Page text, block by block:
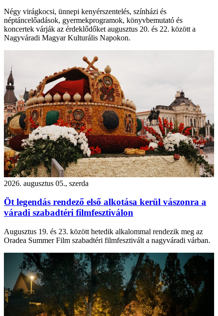
Négy virágkocsi, ünnepi kenyérszentelés, színházi és
néptáncelőadások, gyermekprogramok, könyvbemutató és
koncertek várják az érdeklődőket augusztus 20. és 22. között a
Nagyváradi Magyar Kulturális Napokon.
2026. augusztus 05., szerda
Öt legendás rendező első alkotása kerül vászonra a
váradi szabadtéri filmfesztiválon
Augusztus 19. és 23. között hetedik alkalommal rendezik meg az
Oradea Summer Film szabadtéri filmfesztivált a nagyváradi várban.